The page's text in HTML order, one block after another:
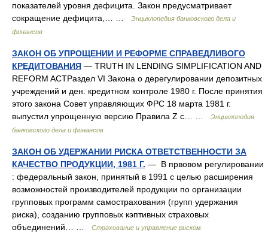
показателей уровня дефицита. Закон предусматривает
сокращение дефицита,… …
Энциклопедия банковского дела и
финансов
ЗАКОН ОБ УПРОЩЕНИИ И РЕФОРМЕ СПРАВЕДЛИВОГО
КРЕДИТОВАНИЯ — TRUTH IN LENDING SIMPLIFICATION AND
REFORM ACTРаздел VI Закона о дерегулировании депозитных
учреждений и ден. кредитном контроле 1980 г. После принятия
этого закона Совет управляющих ФРС 18 марта 1981 г.
выпустил упрощенную версию Правила Z с… …
Энциклопедия
банковского дела и финансов
ЗАКОН ОБ УДЕРЖАНИИ РИСКА ОТВЕТСТВЕННОСТИ ЗА
КАЧЕСТВО ПРОДУКЦИИ, 1981 Г. — В првовом регулировании
: федеральный закон, принятый в 1991 с целью расширения
возможностей производителей продукции по организации
групповых программ самострахования (групп удержания
риска), созданию групповых кэптивных страховых
объединений… …
Страхование и управление риском.